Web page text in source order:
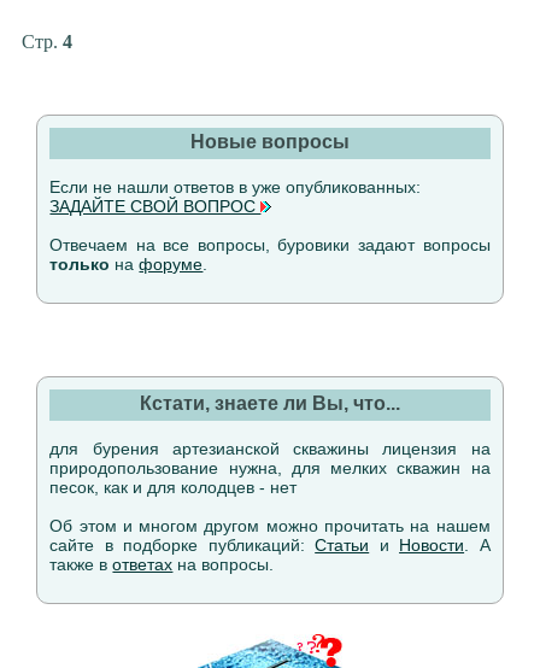
Стр. 4
Новые вопросы
Если не нашли ответов в уже опубликованных:
ЗАДАЙТЕ СВОЙ ВОПРОС
Отвечаем на все вопросы, буровики задают вопросы
только нафоруме
Кстати, знаете ли Вы, что...
для бурения артезианской скважины лицензия на
природопользование нужна, для мелких скважин на
песок, как и для колодцев - нет
Об этом и многом другом можно прочитать на нашем
сайте в подборке публикаций:Статьи и Новости . А
также вответах на вопросы.